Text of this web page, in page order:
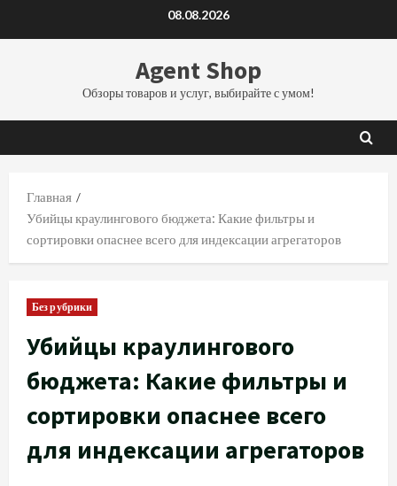
08.08.2026
Agent Shop
Обзоры товаров и услуг, выбирайте с умом!
Главная
Убийцы краулингового бюджета: Какие фильтры и
сортировки опаснее всего для индексации агрегаторов
Без рубрики
Убийцы краулингового
бюджета: Какие фильтры и
сортировки опаснее всего
для индексации агрегаторов